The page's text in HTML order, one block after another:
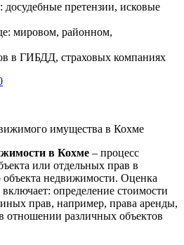
претензии, исковые
мировом, районном,
в ГИБДД, страховых компаниях
имущества в Кохме
в Кохме – процесс
или отдельных прав в
недвижимости. Оценка
определение стоимости
прав, например, права аренды,
отношении различных объектов